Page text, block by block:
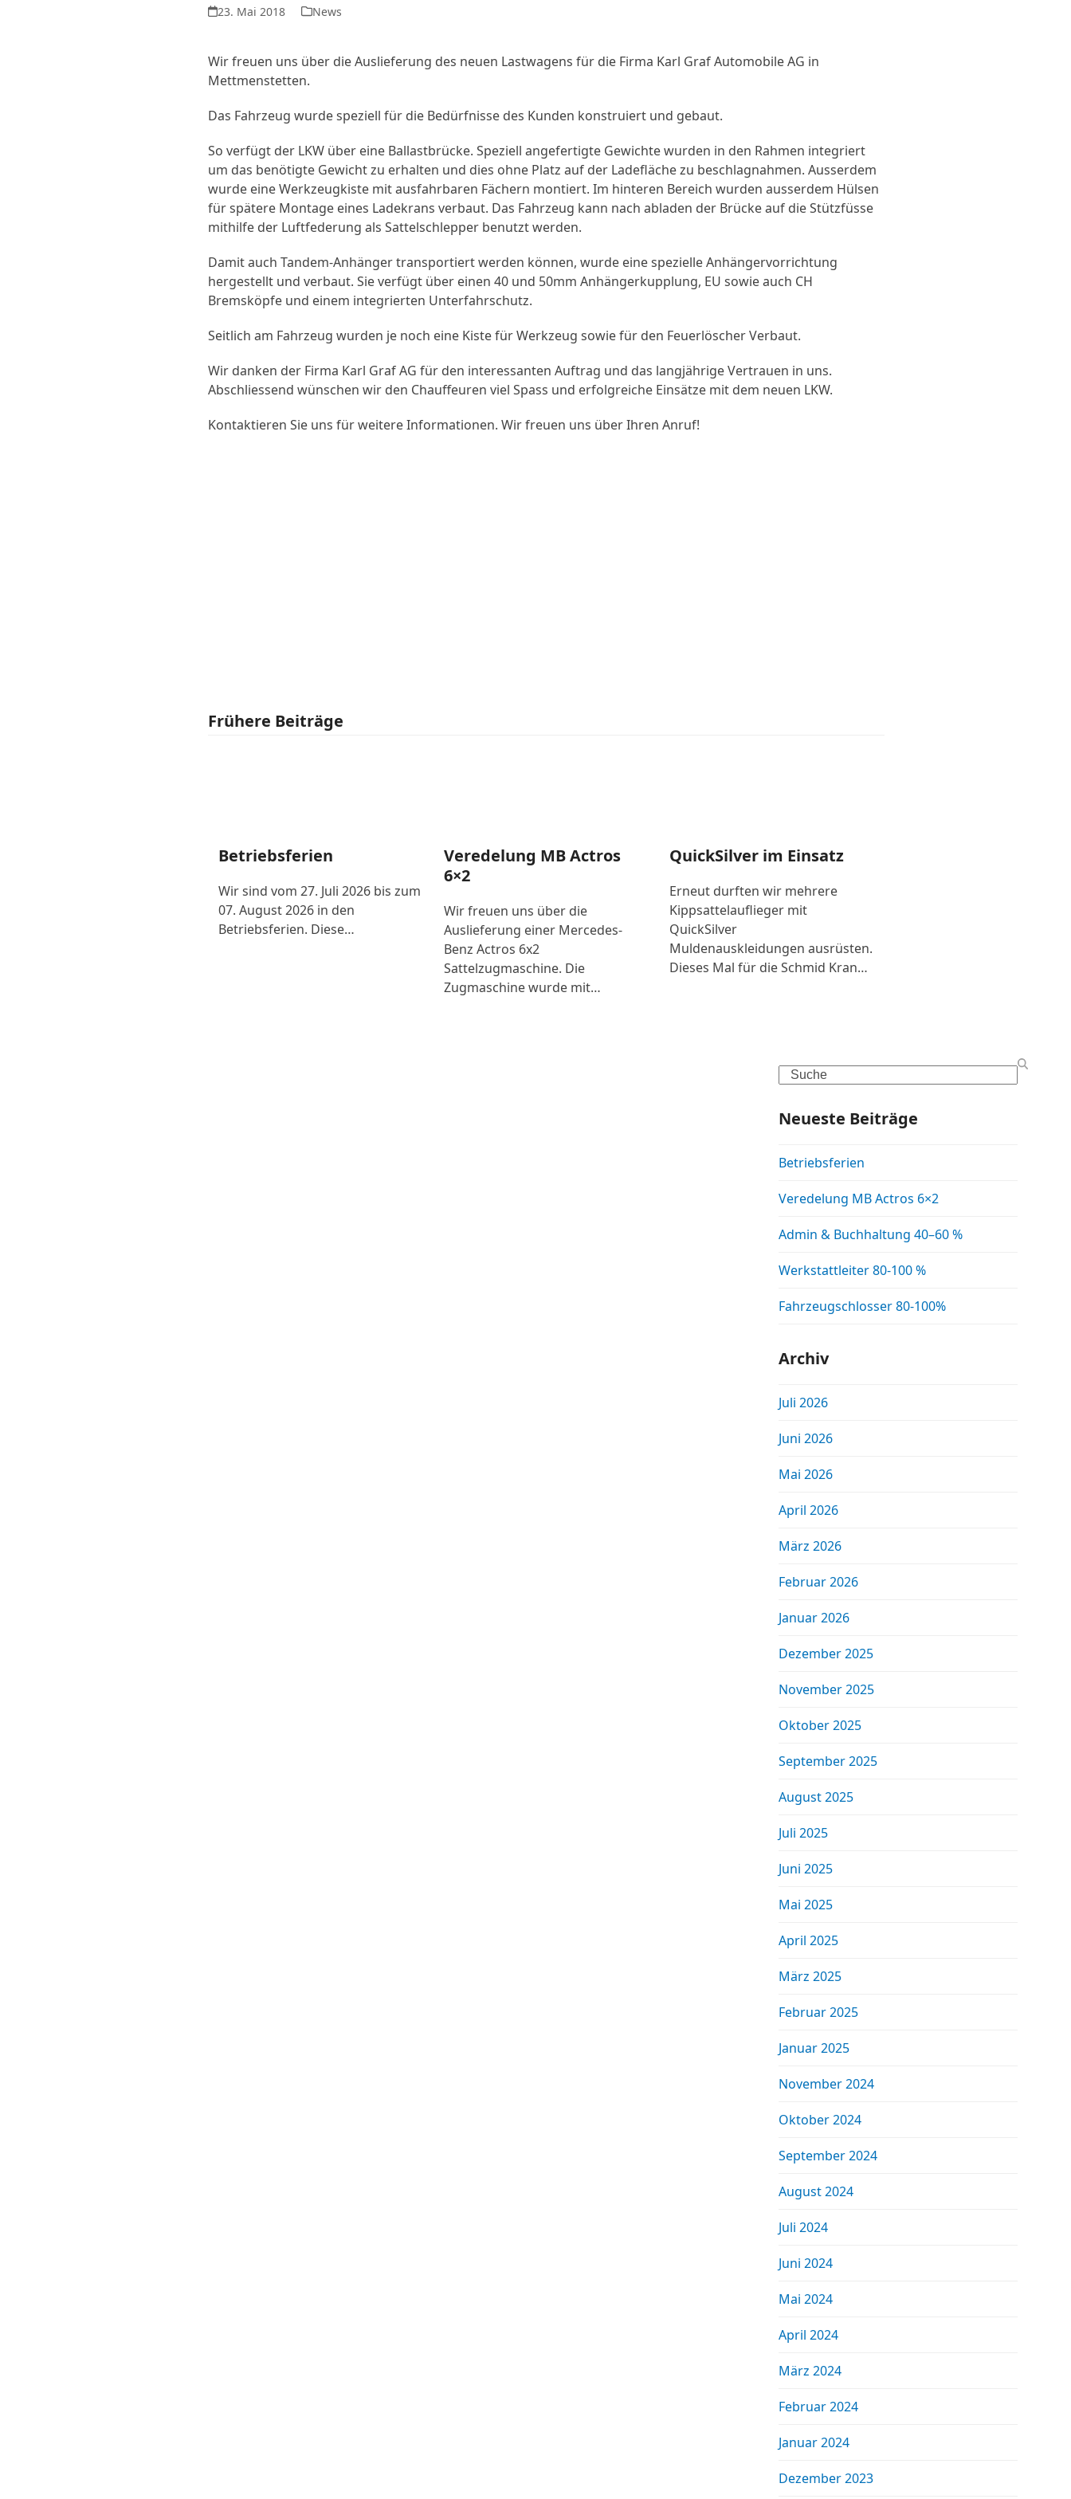
23. Mai 2018 News
Wir freuen uns über die Auslieferung des neuen Lastwagens für die Firma Karl Graf Automobile AG in
Mettmenstetten.
Das Fahrzeug wurde speziell für die Bedürfnisse des Kunden konstruiert und gebaut.
So verfügt der LKW über eine Ballastbrücke. Speziell angefertigte Gewichte wurden in den Rahmen integriert
um das benötigte Gewicht zu erhalten und dies ohne Platz auf der Ladefläche zu beschlagnahmen. Ausserdem
wurde eine Werkzeugkiste mit ausfahrbaren Fächern montiert. Im hinteren Bereich wurden ausserdem Hülsen
für spätere Montage eines Ladekrans verbaut. Das Fahrzeug kann nach abladen der Brücke auf die Stützfüsse
mithilfe der Luftfederung als Sattelschlepper benutzt werden.
Damit auch Tandem-Anhänger transportiert werden können, wurde eine spezielle Anhängervorrichtung
hergestellt und verbaut. Sie verfügt über einen 40 und 50mm Anhängerkupplung, EU sowie auch CH
Bremsköpfe und einem integrierten Unterfahrschutz.
Seitlich am Fahrzeug wurden je noch eine Kiste für Werkzeug sowie für den Feuerlöscher Verbaut.
Wir danken der Firma Karl Graf AG für den interessanten Auftrag und das langjährige Vertrauen in uns.
Abschliessend wünschen wir den Chauffeuren viel Spass und erfolgreiche Einsätze mit dem neuen LKW.
Kontaktieren Sie uns für weitere Informationen. Wir freuen uns über Ihren Anruf!
Frühere Beiträge
Betriebsferien
Wir sind vom 27. Juli 2026 bis zum
07. August 2026 in den
Betriebsferien. Diese…
Veredelung MB Actros
6×2
Wir freuen uns über die
Auslieferung einer Mercedes-
Benz Actros 6x2
Sattelzugmaschine. Die
Zugmaschine wurde mit…
QuickSilver im Einsatz
Erneut durften wir mehrere
Kippsattelauflieger mit
QuickSilver
Muldenauskleidungen ausrüsten.
Dieses Mal für die Schmid Kran…
Search
Neueste Beiträge
Betriebsferien
Veredelung MB Actros 6×2
Admin & Buchhaltung 40–60 %
Werkstattleiter 80-100 %
Fahrzeugschlosser 80-100%
Archiv
Juli 2026
Juni 2026
Mai 2026
April 2026
März 2026
Februar 2026
Januar 2026
Dezember 2025
November 2025
Oktober 2025
September 2025
August 2025
Juli 2025
Juni 2025
Mai 2025
April 2025
März 2025
Februar 2025
Januar 2025
November 2024
Oktober 2024
September 2024
August 2024
Juli 2024
Juni 2024
Mai 2024
April 2024
März 2024
Februar 2024
Januar 2024
Dezember 2023